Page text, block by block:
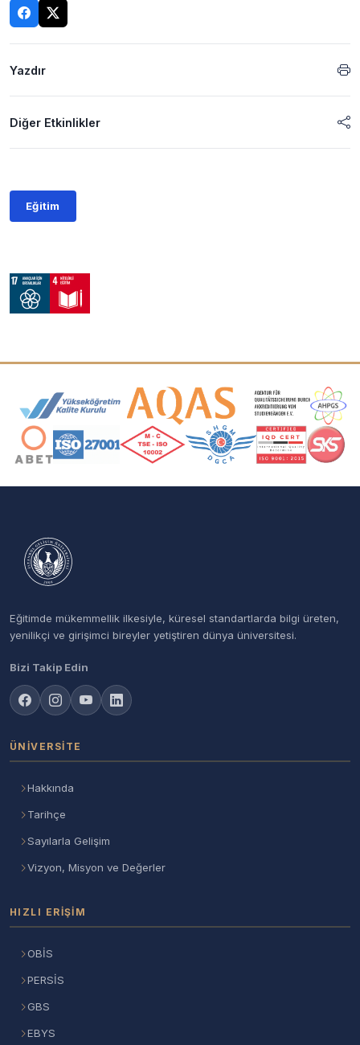
Yazdır
Diğer Etkinlikler
Eğitim
Akreditasyon ve Üyelik Logoları
Eğitimde mükemmellik ilkesiyle, küresel standartlarda bilgi üreten,
yenilikçi ve girişimci bireyler yetiştiren dünya üniversitesi.
Bizi Takip Edin
ÜNIVERSITE
Hakkında
Tarihçe
Sayılarla Gelişim
Vizyon, Misyon ve Değerler
HIZLI ERIŞIM
OBİS
PERSİS
GBS
EBYS